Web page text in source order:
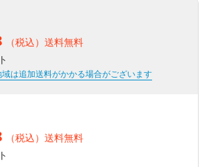
（税込）送料無料
は追加送料がかかる場合がございます
（税込）送料無料